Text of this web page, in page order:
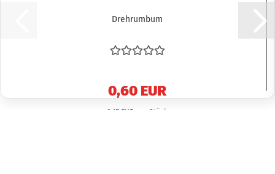
Drehrumbum
0,60 EUR
0,15 EUR pro Stück